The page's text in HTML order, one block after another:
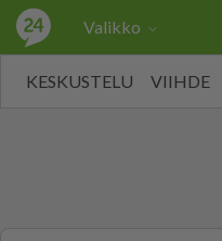
Valikko
KESKUSTELU VIIHDE